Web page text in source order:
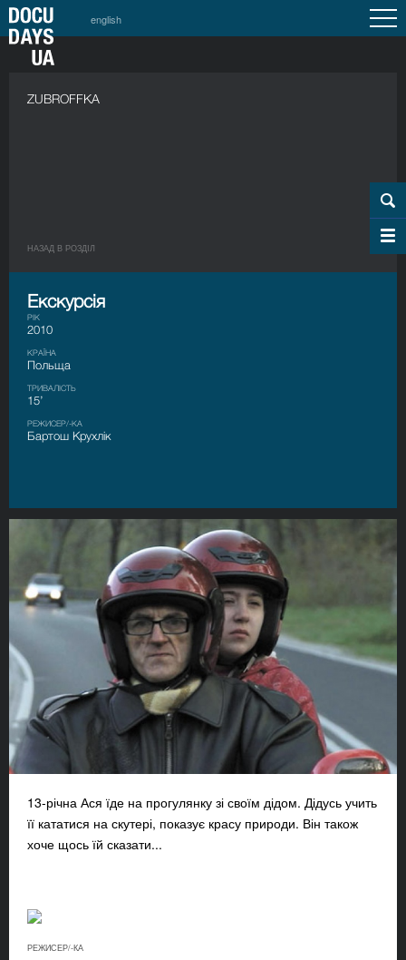
english
ZUBROFFKA
НАЗАД В РОЗДIЛ
Екскурсія
РІК
2010
КРАЇНА
Польща
ТРИВАЛІСТЬ
15’
РЕЖИСЕР/-КА
Бартош Крухлік
13-річна Ася їде на прогулянку зі своїм дідом. Дідусь учить
її кататися на скутері, показує красу природи. Він також
хоче щось їй сказати...
РЕЖИСЕР/-КА